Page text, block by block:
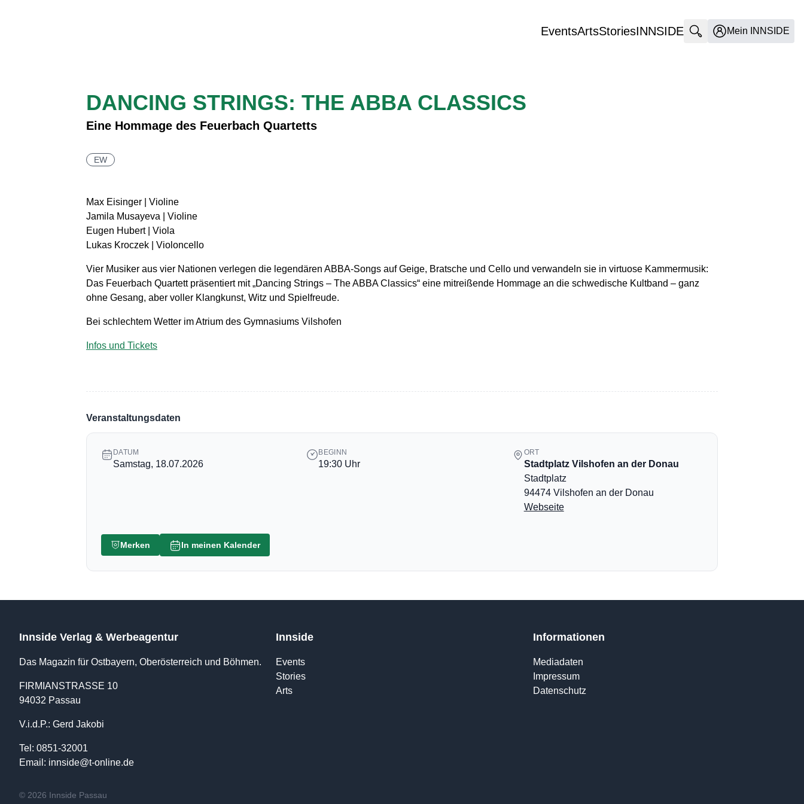
EventsArtsStoriesINNSIDE Suche öffnenMein INNSIDE
DANCING STRINGS: THE ABBA CLASSICS
Eine Hommage des Feuerbach Quartetts
EW
Max Eisinger | Violine
Jamila Musayeva | Violine
Eugen Hubert | Viola
Lukas Kroczek | Violoncello
Vier Musiker aus vier Nationen verlegen die legendären ABBA-Songs auf Geige, Bratsche und Cello und verwandeln sie in virtuose Kammermusik:
Das Feuerbach Quartett präsentiert mit „Dancing Strings – The ABBA Classics“ eine mitreißende Hommage an die schwedische Kultband – ganz
ohne Gesang, aber voller Klangkunst, Witz und Spielfreude.
Bei schlechtem Wetter im Atrium des Gymnasiums Vilshofen
Infos und Tickets
Veranstaltungsdaten
DATUM
Samstag, 18.07.2026
BEGINN
19:30 Uhr
ORT
Stadtplatz Vilshofen an der Donau
Stadtplatz
94474 Vilshofen an der Donau
Webseite
Merken In meinen Kalender
Innside Verlag & Werbeagentur
Das Magazin für Ostbayern, Oberösterreich und Böhmen.
FIRMIANSTRASSE 10
94032 Passau
V.i.d.P.: Gerd Jakobi
Tel: 0851-32001
Email: innside@t-online.de
Innside
Events
Stories
Arts
Informationen
Mediadaten
Impressum
Datenschutz
© 2026 Innside Passau